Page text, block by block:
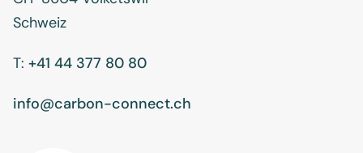
Schweiz
T: +41 44 377 80 80
info@carbon-connect.ch